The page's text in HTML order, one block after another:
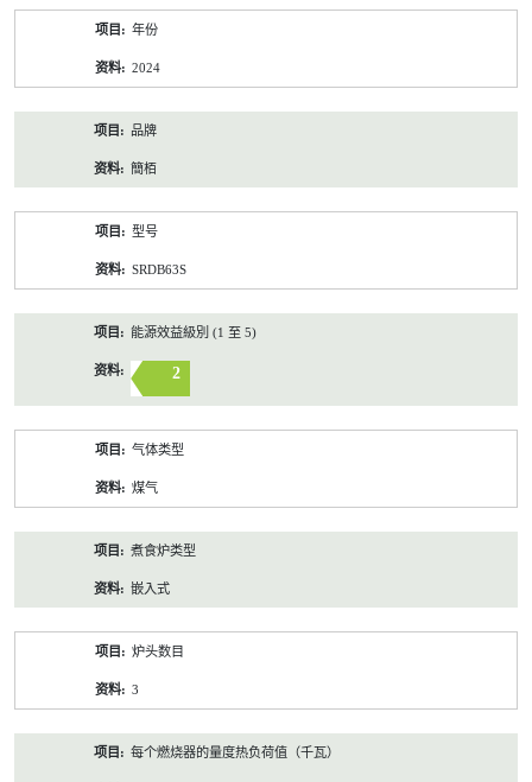
年份
2024
品牌
簡栢
型号
SRDB63S
能源效益級別 (1 至 5)
2
气体类型
煤气
煮食炉类型
嵌入式
炉头数目
3
每个燃烧器的量度热负荷值（千瓦）